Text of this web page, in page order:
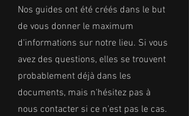
Nos guides ont été créés dans le but
de vous donner le maximum
d'informations sur notre lieu. Si vous
avez des questions, elles se trouvent
probablement déjà dans les
documents, mais n'hésitez pas à
nous contacter si ce n'est pas le cas.